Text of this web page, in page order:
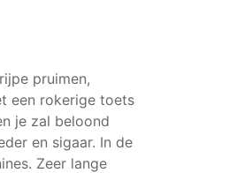
pruimen,
een rokerige toets
je zal beloond
en sigaar. In de
Zeer lange